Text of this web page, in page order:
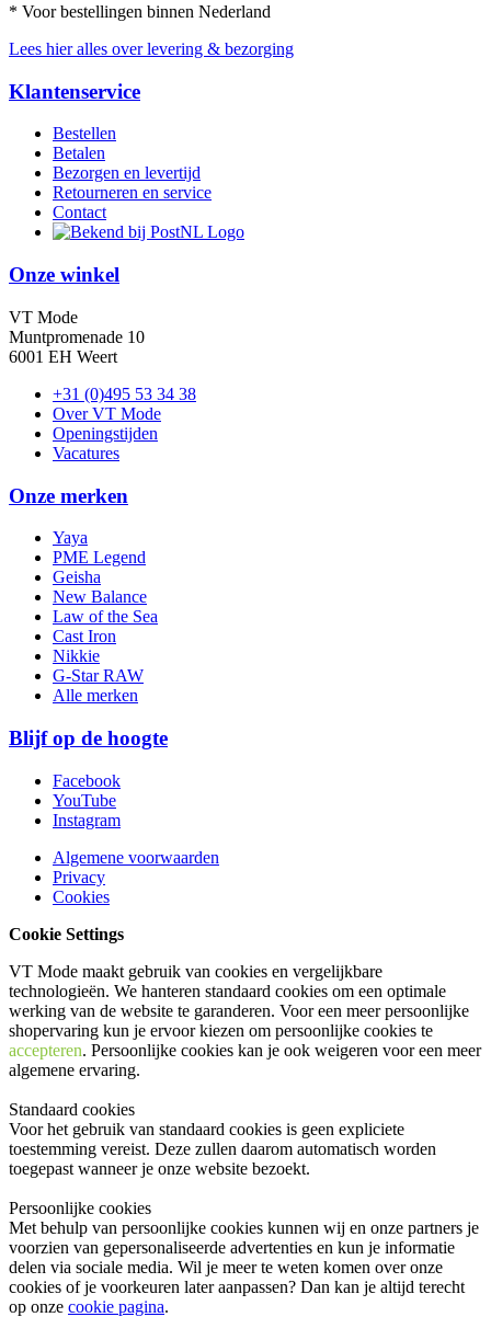
* Voor bestellingen binnen Nederland
Lees hier alles over levering & bezorging
Klantenservice
Bestellen
Betalen
Bezorgen en levertijd
Retourneren en service
Contact
Onze winkel
VT Mode
Muntpromenade 10
6001 EH Weert
+31 (0)495 53 34 38
Over VT Mode
Openingstijden
Vacatures
Onze merken
Yaya
PME Legend
Geisha
New Balance
Law of the Sea
Cast Iron
Nikkie
G-Star RAW
Alle merken
Blijf op de hoogte
Facebook
YouTube
Instagram
Algemene voorwaarden
Privacy
Cookies
Cookie Settings
VT Mode maakt gebruik van cookies en vergelijkbare
technologieën. We hanteren standaard cookies om een optimale
werking van de website te garanderen. Voor een meer persoonlijke
shopervaring kun je ervoor kiezen om persoonlijke cookies te
accepteren. Persoonlijke cookies kan je ook weigeren voor een meer
algemene ervaring.
Standaard cookies
Voor het gebruik van standaard cookies is geen expliciete
toestemming vereist. Deze zullen daarom automatisch worden
toegepast wanneer je onze website bezoekt.
Persoonlijke cookies
Met behulp van persoonlijke cookies kunnen wij en onze partners je
voorzien van gepersonaliseerde advertenties en kun je informatie
delen via sociale media. Wil je meer te weten komen over onze
cookies of je voorkeuren later aanpassen? Dan kan je altijd terecht
op onze cookie pagina.